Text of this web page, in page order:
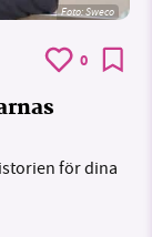
Foto: Sweco
0
för dina